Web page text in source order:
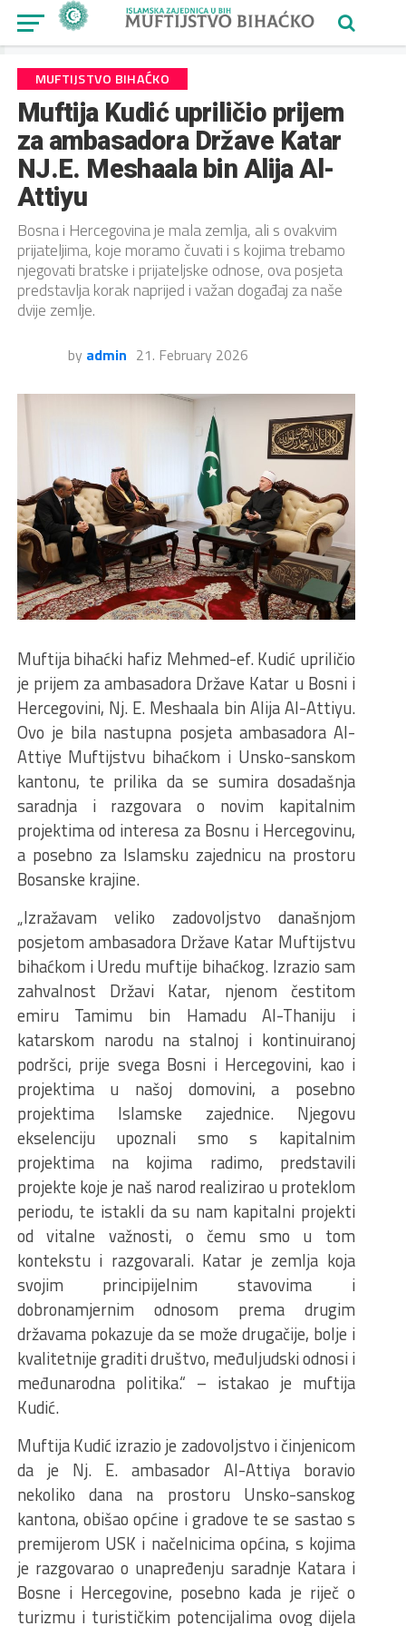
MUFTIJSTVO BIHAĆKO
Muftija Kudić upriličio prijem
za ambasadora Države Katar
NJ.E. Meshaala bin Alija Al-
Attiyu
Bosna i Hercegovina je mala zemlja, ali s ovakvim
prijateljima, koje moramo čuvati i s kojima trebamo
njegovati bratske i prijateljske odnose, ova posjeta
predstavlja korak naprijed i važan događaj za naše
dvije zemlje.
by admin 21. February 2026
Muftija bihaćki hafiz Mehmed-ef. Kudić upriličio
je prijem za ambasadora Države Katar u Bosni i
Hercegovini, Nj. E. Meshaala bin Alija Al-Attiyu.
Ovo je bila nastupna posjeta ambasadora Al-
Attiye Muftijstvu bihaćkom i Unsko-sanskom
kantonu, te prilika da se sumira dosadašnja
saradnja i razgovara o novim kapitalnim
projektima od interesa za Bosnu i Hercegovinu,
a posebno za Islamsku zajednicu na prostoru
Bosanske krajine.
„Izražavam veliko zadovoljstvo današnjom
posjetom ambasadora Države Katar Muftijstvu
bihaćkom i Uredu muftije bihaćkog. Izrazio sam
zahvalnost Državi Katar, njenom čestitom
emiru Tamimu bin Hamadu Al-Thaniju i
katarskom narodu na stalnoj i kontinuiranoj
podršci, prije svega Bosni i Hercegovini, kao i
projektima u našoj domovini, a posebno
projektima Islamske zajednice. Njegovu
ekselenciju upoznali smo s kapitalnim
projektima na kojima radimo, predstavili
projekte koje je naš narod realizirao u proteklom
periodu, te istakli da su nam kapitalni projekti
od vitalne važnosti, o čemu smo u tom
kontekstu i razgovarali. Katar je zemlja koja
svojim principijelnim stavovima i
dobronamjernim odnosom prema drugim
državama pokazuje da se može drugačije, bolje i
kvalitetnije graditi društvo, međuljudski odnosi i
međunarodna politika.“ – istakao je muftija
Kudić.
Muftija Kudić izrazio je zadovoljstvo i činjenicom
da je Nj. E. ambasador Al-Attiya boravio
nekoliko dana na prostoru Unsko-sanskog
kantona, obišao općine i gradove te se sastao s
premijerom USK i načelnicima općina, s kojima
je razgovarao o unapređenju saradnje Katara i
Bosne i Hercegovine, posebno kada je riječ o
turizmu i turističkim potencijalima ovog dijela